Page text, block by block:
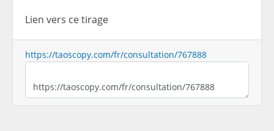
Lien vers ce tirage
https://taoscopy.com/fr/consultation/767888